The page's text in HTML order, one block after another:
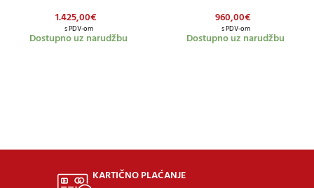
1.425,00€
s PDV-om
Dostupno uz narudžbu
960,00€
s PDV-om
Dostupno uz narudžbu
KARTIČNO PLAĆANJE